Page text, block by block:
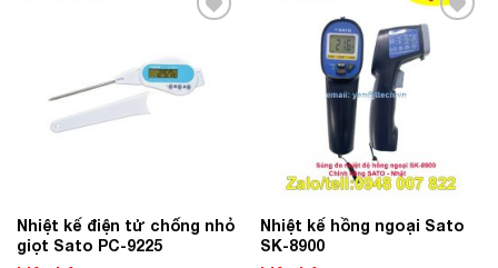
Nhiệt kế điện tử chống nhỏ
giọt Sato PC-9225
Add to
Wishlist
Nhiệt kế hồng ngoại Sato
SK-8900